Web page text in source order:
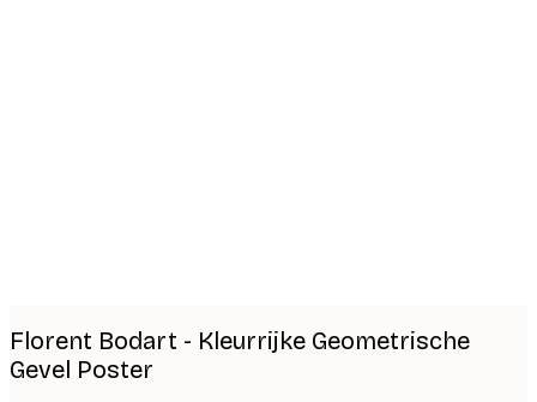
Florent Bodart - Kleurrijke Geometrische
Gevel Poster